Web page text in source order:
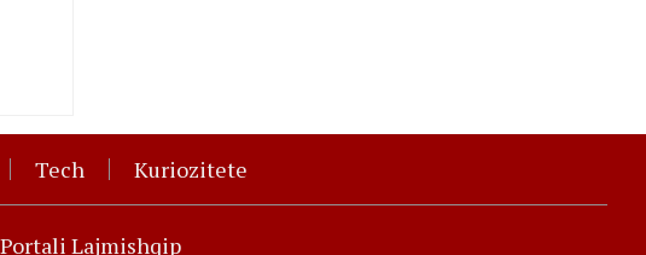
Tech Kuriozitete
Lajmishqip